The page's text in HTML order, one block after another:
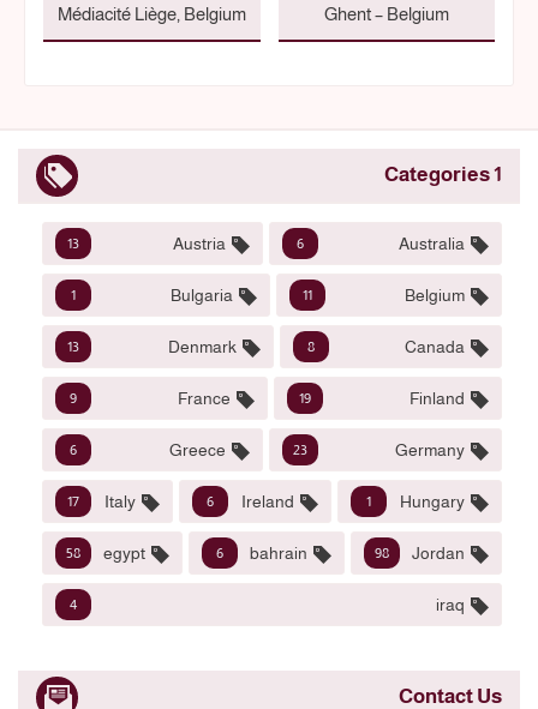
Ghent – Belgium
Médiacité Liège, Belgium
1 Categories
Australia
6
Austria
13
Belgium
11
Bulgaria
1
Canada
8
Denmark
13
Finland
19
France
9
Germany
23
Greece
6
Hungary
1
Ireland
6
Italy
17
Jordan
98
bahrain
6
egypt
58
iraq
4
Contact Us